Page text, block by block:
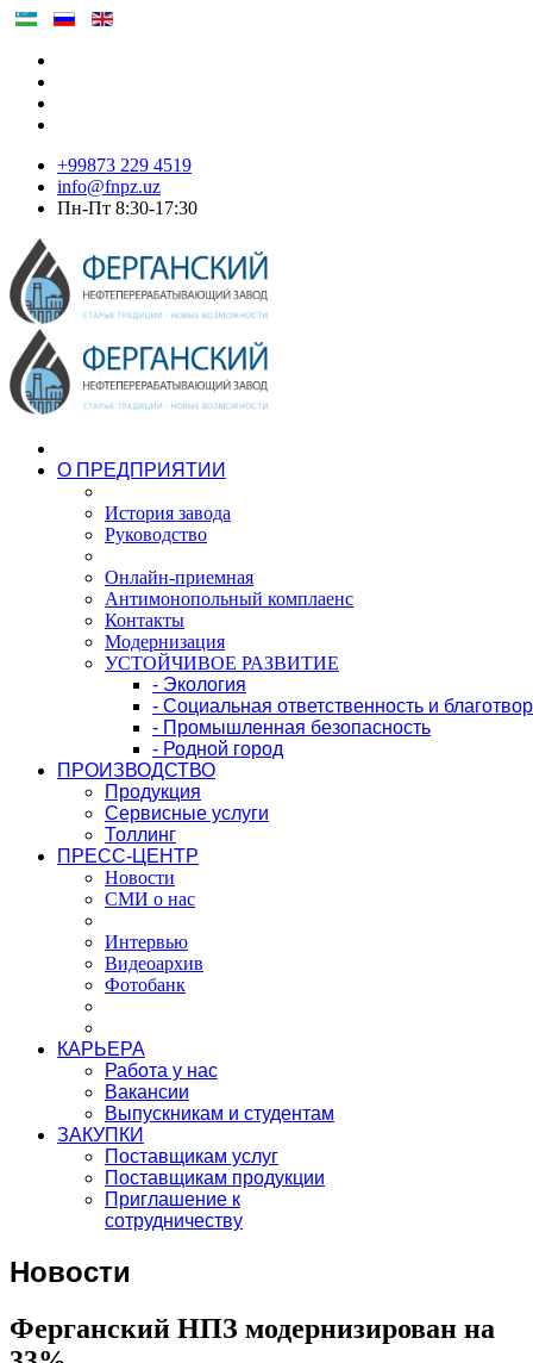
+99873 229 4519
info@fnpz.uz
Пн-Пт 8:30-17:30
О ПРЕДПРИЯТИИ
История завода
Руководство
Онлайн-приемная
Антимонопольный комплаенс
Контакты
Модернизация
УСТОЙЧИВОЕ РАЗВИТИЕ
- Экология
- Социальная ответственность и
- Промышленная безопасность
- Родной город
ПРОИЗВОДСТВО
Продукция
Сервисные услуги
Толлинг
ПРЕСС-ЦЕНТР
Новости
СМИ о нас
Интервью
Видеоархив
Фотобанк
КАРЬЕРА
Работа у нас
Вакансии
Выпускникам и студентам
ЗАКУПКИ
Поставщикам услуг
Поставщикам продукции
Приглашение к
сотрудничеству
Новости
Ферганский НПЗ модернизирован на